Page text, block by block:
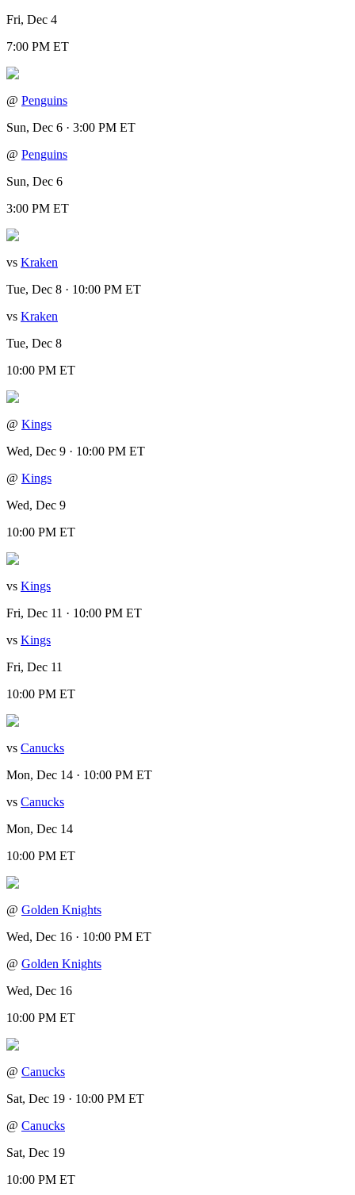
Fri, Dec 4
7:00 PM ET
@ Penguins
Sun, Dec 6 · 3:00 PM ET
@ Penguins
Sun, Dec 6
3:00 PM ET
vs Kraken
Tue, Dec 8 · 10:00 PM ET
vs Kraken
Tue, Dec 8
10:00 PM ET
@ Kings
Wed, Dec 9 · 10:00 PM ET
@ Kings
Wed, Dec 9
10:00 PM ET
vs Kings
Fri, Dec 11 · 10:00 PM ET
vs Kings
Fri, Dec 11
10:00 PM ET
vs Canucks
Mon, Dec 14 · 10:00 PM ET
vs Canucks
Mon, Dec 14
10:00 PM ET
@ Golden Knights
Wed, Dec 16 · 10:00 PM ET
@ Golden Knights
Wed, Dec 16
10:00 PM ET
@ Canucks
Sat, Dec 19 · 10:00 PM ET
@ Canucks
Sat, Dec 19
10:00 PM ET